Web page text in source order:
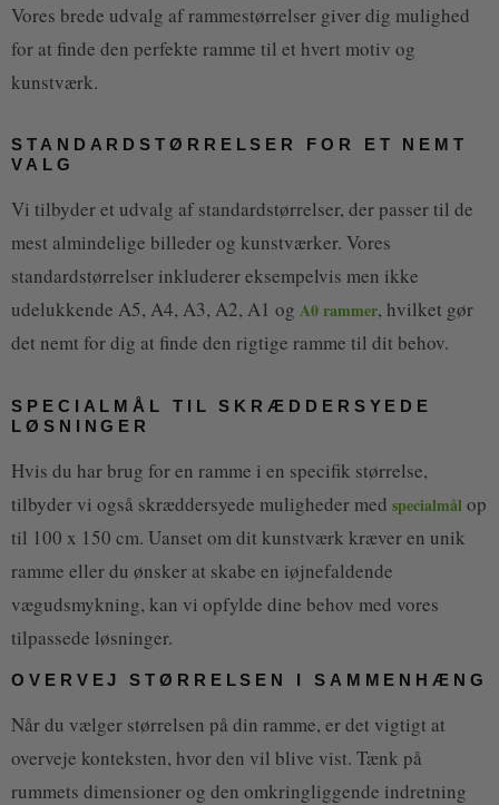
Vores brede udvalg af rammestørrelser giver dig mulighed
for at finde den perfekte ramme til et hvert motiv og
kunstværk.
STANDARDSTØRRELSER FOR ET NEMT
VALG
Vi tilbyder et udvalg af standardstørrelser, der passer til de
mest almindelige billeder og kunstværker. Vores
standardstørrelser inkluderer eksempelvis men ikke
udelukkende A5, A4, A3, A2, A1 og A0 rammer, hvilket gør
det nemt for dig at finde den rigtige ramme til dit behov.
SPECIALMÅL TIL SKRÆDDERSYEDE
LØSNINGER
Hvis du har brug for en ramme i en specifik størrelse,
tilbyder vi også skræddersyede muligheder med specialmålop
til 100 x 150 cm. Uanset om dit kunstværk kræver en unik
ramme eller du ønsker at skabe en iøjnefaldende
vægudsmykning, kan vi opfylde dine behov med vores
tilpassede løsninger.
OVERVEJ STØRRELSEN I SAMMENHÆNG
Når du vælger størrelsen på din ramme, er det vigtigt at
overveje konteksten, hvor den vil blive vist. Tænk på
rummets dimensioner og den omkringliggende indretning